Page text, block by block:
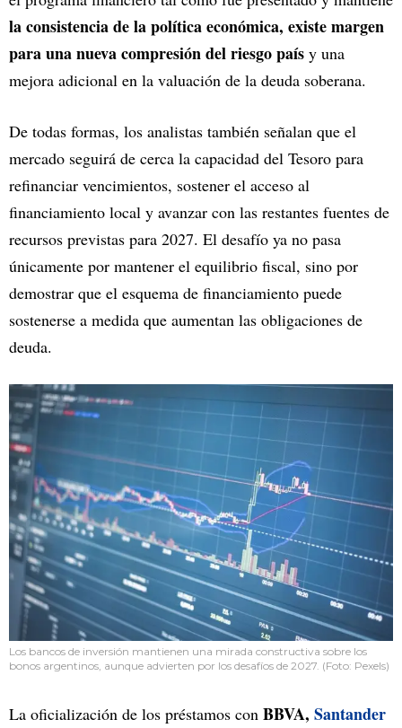
la consistencia de la política económica, existe margen
para una nueva compresión del riesgo país y una
mejora adicional en la valuación de la deuda soberana.
De todas formas, los analistas también señalan que el
mercado seguirá de cerca la capacidad del Tesoro para
refinanciar vencimientos, sostener el acceso al
financiamiento local y avanzar con las restantes fuentes de
recursos previstas para 2027. El desafío ya no pasa
únicamente por mantener el equilibrio fiscal, sino por
demostrar que el esquema de financiamiento puede
sostenerse a medida que aumentan las obligaciones de
deuda.
Los bancos de inversión mantienen una mirada constructiva sobre los
bonos argentinos, aunque advierten por los desafíos de 2027. (Foto: Pexels)
La oficialización de los préstamos con BBVA, Santander